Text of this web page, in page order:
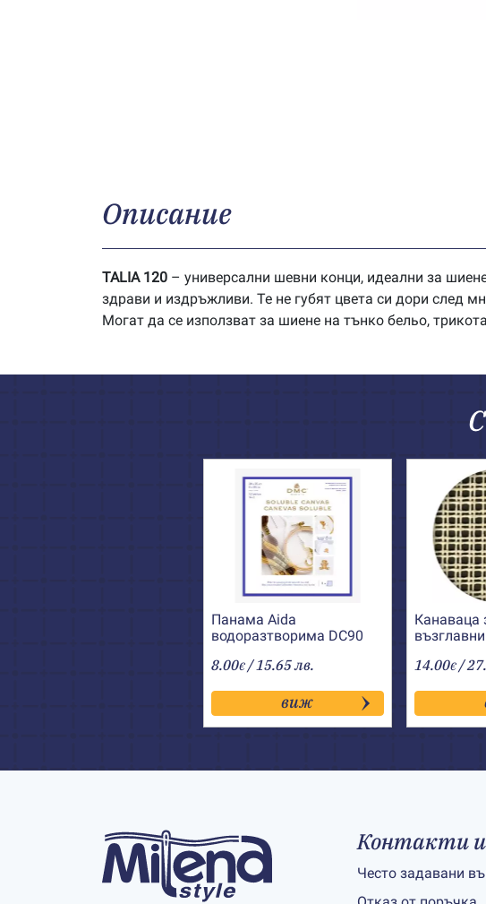
Описание
TALIA 120 – универсални шевни конци, идеални за
здрави и издръжливи. Те не губят цвета си дори след
Могат да се използват за шиене на тънко бельо,
Панама Aida
водоразтворима DC90
8.00€ / 15.65 лв.
виж
Канаваца
14.00€/
Контакти
Често задавани